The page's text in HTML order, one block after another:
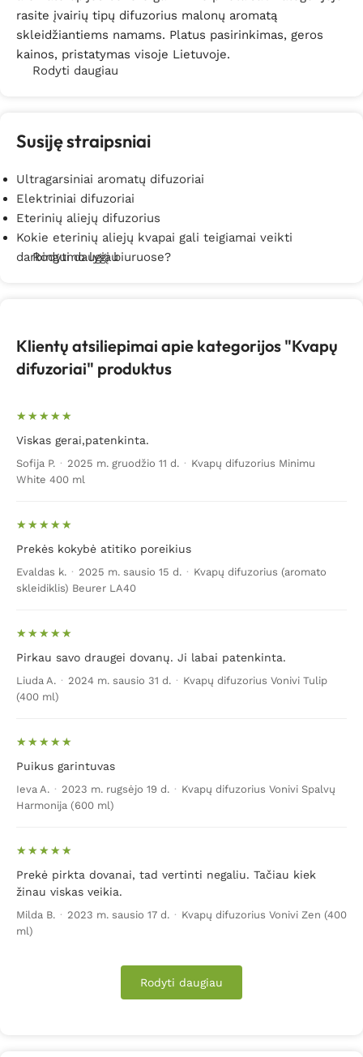
rasite įvairių tipų difuzorius malonų aromatą
skleidžiantiems namams. Platus pasirinkimas, geros
kainos, pristatymas visoje Lietuvoje.
Rodyti daugiau
Susiję straipsniai
Ultragarsiniai aromatų difuzoriai
Elektriniai difuzoriai
Eterinių aliejų difuzorius
Kokie eterinių aliejų kvapai gali teigiamai veikti
darbingumo lygį biuruose?
Rodyti daugiau
Klientų atsiliepimai apie kategorijos "Kvapų
difuzoriai" produktus
Viskas gerai,patenkinta.
Sofija P. · 2025 m. gruodžio 11 d. · Kvapų difuzorius Minimu
White 400 ml
Prekės kokybė atitiko poreikius
Evaldas k. · 2025 m. sausio 15 d. · Kvapų difuzorius (aromato
skleidiklis) Beurer LA40
Pirkau savo draugei dovanų. Ji labai patenkinta.
Liuda A. · 2024 m. sausio 31 d. · Kvapų difuzorius Vonivi Tulip
(400 ml)
Puikus garintuvas
Ieva A. · 2023 m. rugsėjo 19 d. · Kvapų difuzorius Vonivi Spalvų
Harmonija (600 ml)
Prekė pirkta dovanai, tad vertinti negaliu. Tačiau kiek
žinau viskas veikia.
Milda B. · 2023 m. sausio 17 d. · Kvapų difuzorius Vonivi Zen (400
ml)
Rodyti daugiau